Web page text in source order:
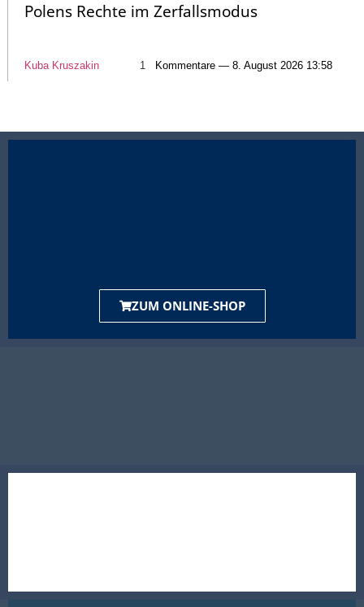
Polens Rechte im Zerfallsmodus
Kuba Kruszakin 1 Kommentare — 8. August 2026 13:58
ZUM ONLINE-SHOP